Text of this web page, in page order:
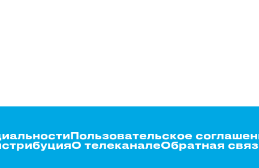
Пользовательское
О телеканалеОбратная